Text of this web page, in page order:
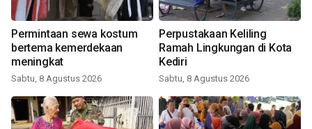
Permintaan sewa kostum
bertema kemerdekaan
meningkat
Sabtu, 8 Agustus 2026
Perpustakaan Keliling
Ramah Lingkungan di Kota
Kediri
Sabtu, 8 Agustus 2026